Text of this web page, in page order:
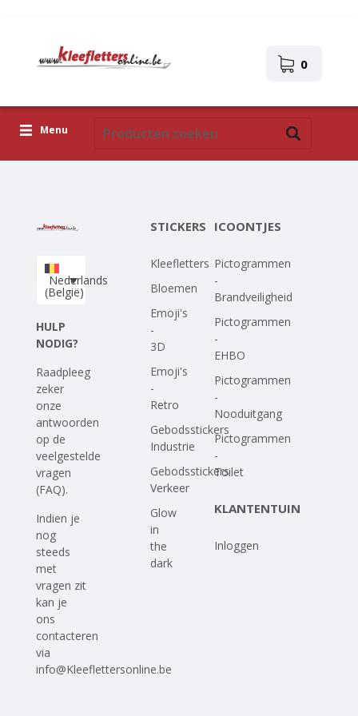
0
Menu
Upload je eigen ontwerp
Corona Covid-19
Nederlands
(België)
HULP
NODIG?
Raadpleeg
zeker
onze
antwoorden
op de
veelgestelde
vragen
(FAQ).
Indien je
nog
steeds
met
vragen zit
kan je
ons
contacteren
via
info@Kleeflettersonline.be
STICKERS
Kleefletters
Bloemen
Emoji's
-
3D
Emoji's
-
Retro
Gebodsstickers
Industrie
Gebodsstickers
Verkeer
Glow
in
the
dark
ICOONTJES
Pictogrammen
-
Brandveiligheid
Pictogrammen
-
EHBO
Pictogrammen
-
Nooduitgang
Pictogrammen
-
Toilet
KLANTENTUIN
Inloggen